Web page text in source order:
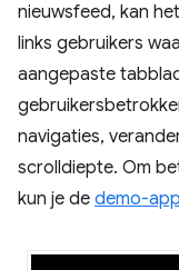
nieuwsfeed, kan
links gebruikers
aangepaste
navigaties,
scrolldiepte. Om
kun je de demo-